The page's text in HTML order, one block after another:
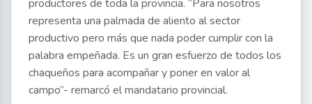
productores de toda la provincia. “Para nosotros
representa una palmada de aliento al sector
productivo pero más que nada poder cumplir con la
palabra empeñada. Es un gran esfuerzo de todos los
chaqueños para acompañar y poner en valor al
campo”- remarcó el mandatario provincial.